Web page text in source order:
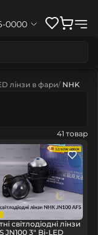
0000
лінзи в фари NHK
41 товар
світлодіодні лінзи
JN100 3" Bi-LED